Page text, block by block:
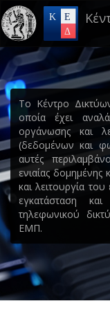
Skip
to
main
content
Το Κέντρο
οποία έχει
οργάνωσης και
(δεδομένων και
αυτές
ενιαίας
και λειτουργία
εγκατάσταση
τηλεφωνικού
ΕΜΠ.